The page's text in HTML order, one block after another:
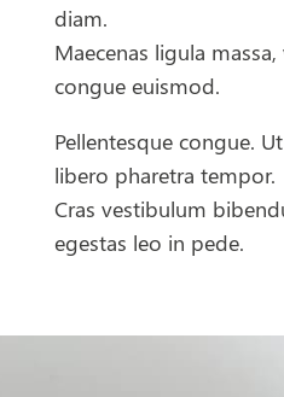
diam.
Maecenas ligula
congue euismod.
Pellentesque congue.
libero pharetra tempor.
Cras vestibulum
egestas leo in pede.